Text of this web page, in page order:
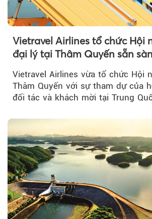
Vietravel Airlines tổ chức Hội
đại lý tại Thâm Quyến sẵn
đường bay thẳng TP.HCM -
Vietravel Airlines vừa tổ chức Hội
Thâm Quyến với sự tham dự của
đối tác và khách mời tại Trung